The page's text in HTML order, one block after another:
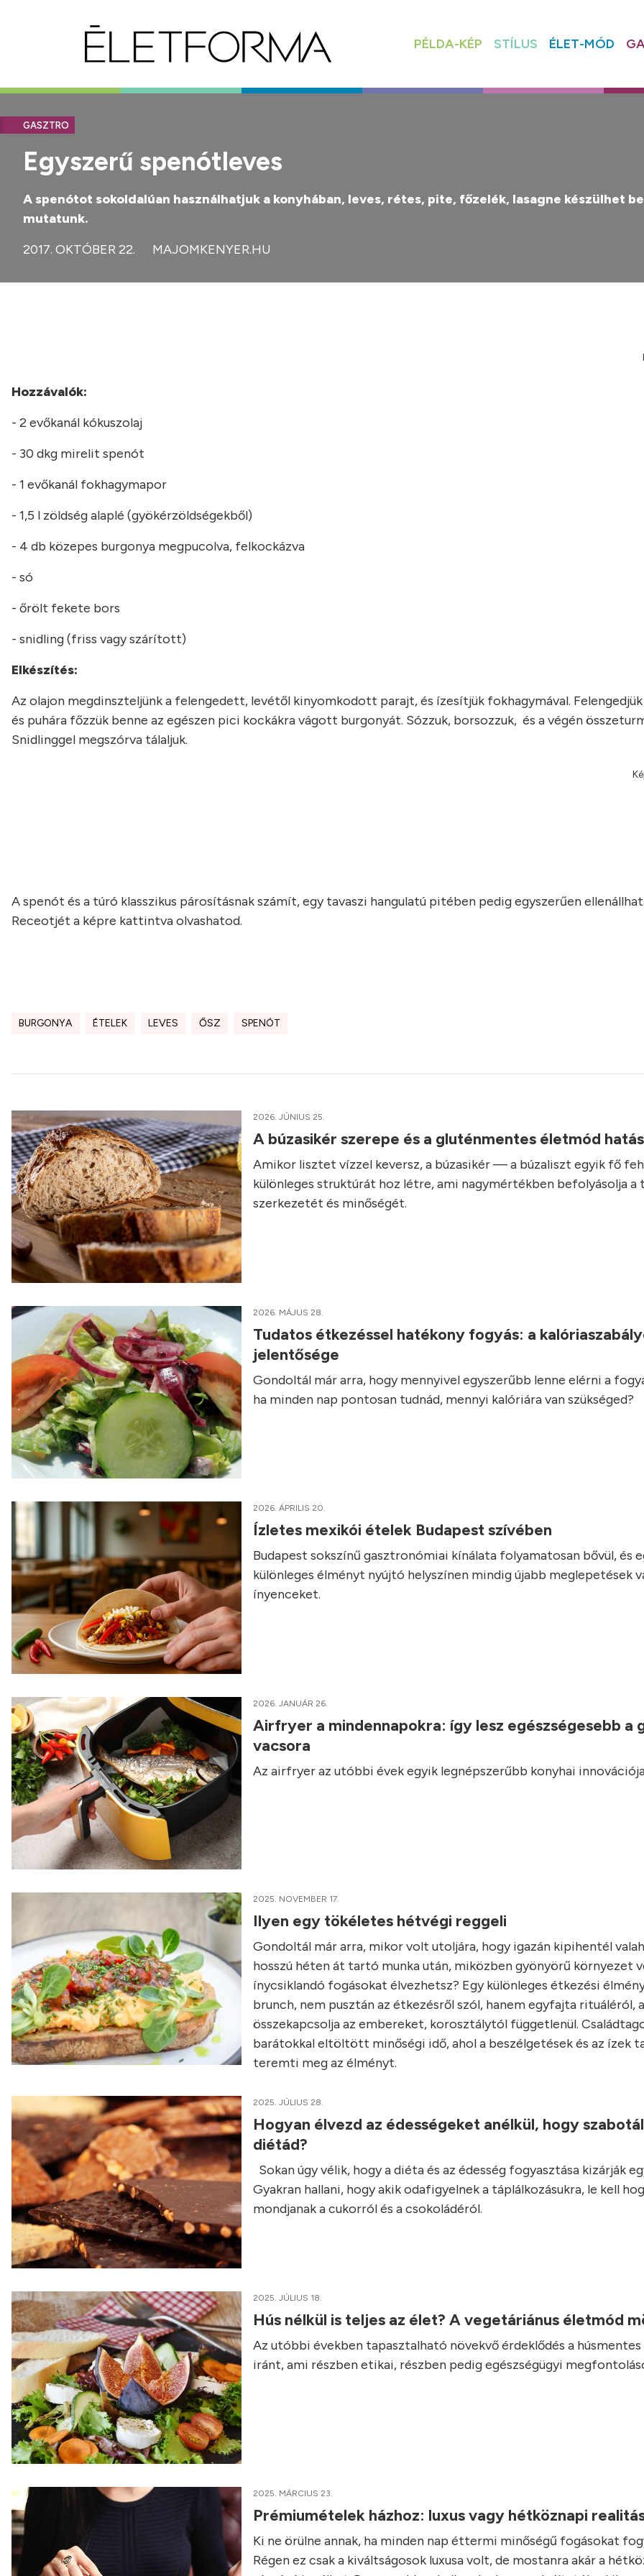
PÉLDA-KÉP STÍLUS ÉLET-MÓD
GASZTRO
Egyszerű spenótleves
A spenótot sokoldalúan használhatjuk a konyhában, leves, rétes, pite, főzelék, lasagne készülhet
mutatunk.
2017. OKTÓBER 22.
MAJOMKENYER.HU
Hozzávalók:
- 2 evőkanál kókuszolaj
- 30 dkg mirelit spenót
- 1 evőkanál fokhagymapor
- 1,5 l zöldség alaplé (gyökérzöldségekből)
- 4 db közepes burgonya megpucolva, felkockázva
- só
- őrölt fekete bors
- snidling (friss vagy szárított)
Elkészítés:
Az olajon megdinszteljünk a felengedett, levétől kinyomkodott parajt, és ízesítjük fokhagymával. Felengedjük
és puhára főzzük benne az egészen pici kockákra vágott burgonyát. Sózzuk, borsozzuk, és a végén
Snidlinggel megszórva tálaljuk.
A spenót és a túró klasszikus párosításnak számít, egy tavaszi hangulatú pitében pedig egyszerűen
Receotjét a képre kattintva olvashatod.
BURGONYA ÉTELEK LEVES ŐSZ SPENÓT
2026. JÚNIUS 25.
A búzasikér szerepe és a gluténmentes életmód
Amikor lisztet vízzel keversz, a búzasikér — a búzaliszt egyik fő
különleges struktúrát hoz létre, ami nagymértékben befolyásolja a
szerkezetét és minőségét.
2026. MÁJUS 28.
Tudatos étkezéssel hatékony fogyás: a
jelentősége
Gondoltál már arra, hogy mennyivel egyszerűbb lenne elérni a
ha minden nap pontosan tudnád, mennyi kalóriára van szükséged?
2026. ÁPRILIS 20.
Ízletes mexikói ételek Budapest szívében
Budapest sokszínű gasztronómiai kínálata folyamatosan bővül, és
különleges élményt nyújtó helyszínen mindig újabb meglepetések
ínyenceket.
2026. JANUÁR 26.
Airfryer a mindennapokra: így lesz egészségesebb a
vacsora
Az airfryer az utóbbi évek egyik legnépszerűbb konyhai
2025. NOVEMBER 17.
Ilyen egy tökéletes hétvégi reggeli
Gondoltál már arra, mikor volt utoljára, hogy igazán kipihentél
hosszú héten át tartó munka után, miközben gyönyörű környezet
ínycsiklandó fogásokat élvezhetsz? Egy különleges étkezési
brunch, nem pusztán az étkezésről szól, hanem egyfajta rituáléról,
összekapcsolja az embereket, korosztálytól függetlenül.
barátokkal eltöltött minőségi idő, ahol a beszélgetések és az ízek
teremti meg az élményt.
2025. JÚLIUS 28.
Hogyan élvezd az édességeket anélkül, hogy
diétád?
Sokan úgy vélik, hogy a diéta és az édesség fogyasztása kizárják
Gyakran hallani, hogy akik odafigyelnek a táplálkozásukra, le kell
mondjanak a cukorról és a csokoládéról.
2025. JÚLIUS 18.
Hús nélkül is teljes az élet? A vegetáriánus életmód
Az utóbbi években tapasztalható növekvő érdeklődés a húsmentes
iránt, ami részben etikai, részben pedig egészségügyi
2025. MÁRCIUS 23.
Prémiumételek házhoz: luxus vagy hétköznapi
Ki ne örülne annak, ha minden nap éttermi minőségű fogásokat
Régen ez csak a kiváltságosok luxusa volt, de mostanra akár a